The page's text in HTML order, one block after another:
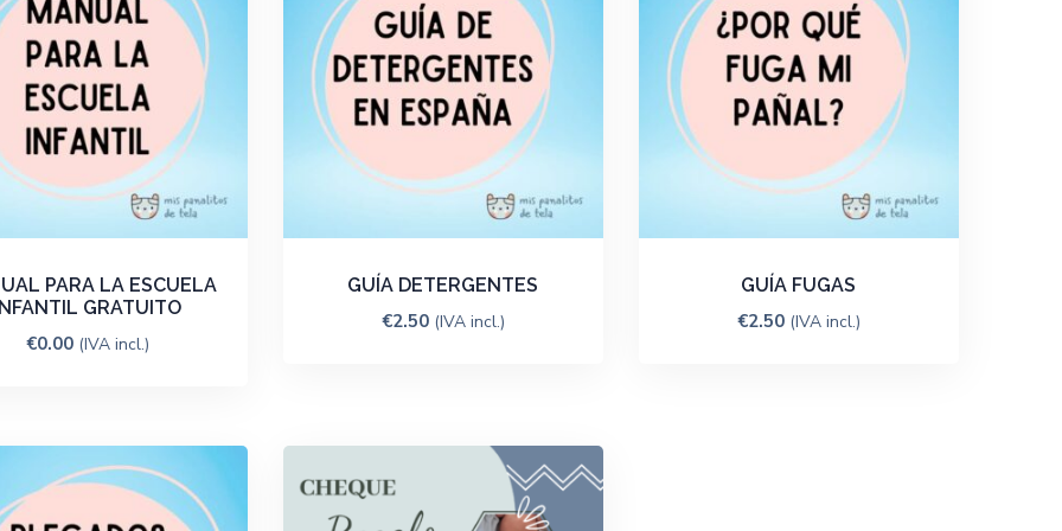
PARA LA ESCUELA
GRATUITO
€0.00 (IVA incl.)
GUÍA DETERGENTES
€2.50 (IVA incl.)
GUÍA FUGAS
€2.50 (IVA incl.)